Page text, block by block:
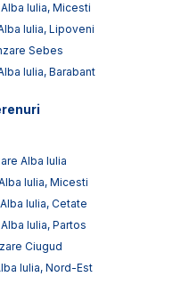
Iulia, Micesti
Iulia, Lipoveni
Sebes
Iulia, Barabant
Alba Iulia
Iulia, Micesti
Iulia, Cetate
Iulia, Partos
Ciugud
Iulia, Nord-Est